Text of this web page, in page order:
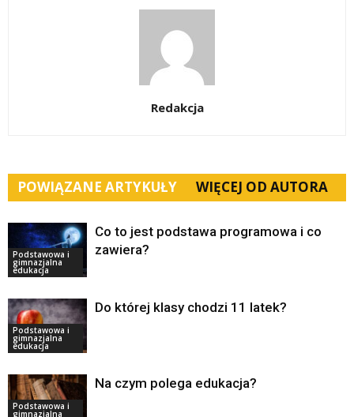
Redakcja
POWIĄZANE ARTYKUŁY WIĘCEJ OD AUTORA
Podstawowa i
gimnazjalna
edukacja
Co to jest podstawa programowa i co
zawiera?
Podstawowa i
gimnazjalna
edukacja
Do której klasy chodzi 11 latek?
Podstawowa i
gimnazjalna
Na czym polega edukacja?